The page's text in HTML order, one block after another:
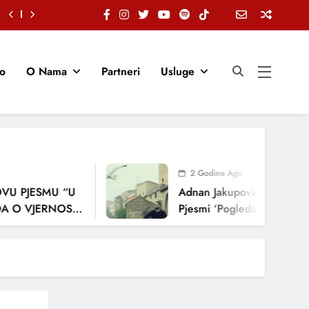
O Nama Partneri Usluge
“U
2 Godine Ago
Adnan Jakupović Donosi
Pjesmi ‘Pogledaj Me’